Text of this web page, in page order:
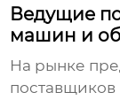
Ведущие
машин и
На рынке